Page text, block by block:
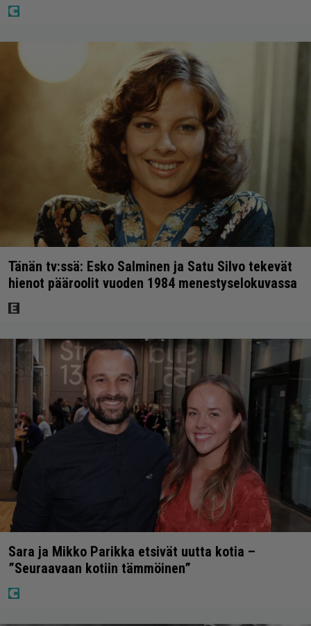
Tänän tv:ssä: Esko Salminen ja Satu Silvo tekevät
hienot pääroolit vuoden 1984 menestyselokuvassa
Sara ja Mikko Parikka etsivät uutta kotia –
”Seuraavaan kotiin tämmöinen”